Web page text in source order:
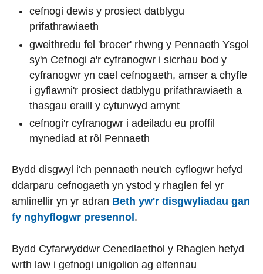
cefnogi dewis y prosiect datblygu
prifathrawiaeth
gweithredu fel 'brocer' rhwng y Pennaeth Ysgol
sy'n Cefnogi a'r cyfranogwr i sicrhau bod y
cyfranogwr yn cael cefnogaeth, amser a chyfle
i gyflawni'r prosiect datblygu prifathrawiaeth a
thasgau eraill y cytunwyd arnynt
cefnogi'r cyfranogwr i adeiladu eu proffil
mynediad at rôl Pennaeth
Bydd disgwyl i'ch pennaeth neu'ch cyflogwr hefyd
ddarparu cefnogaeth yn ystod y rhaglen fel yr
amlinellir yn yr adran Beth yw'r disgwyliadau gan
fy nghyflogwr presennol .
Bydd Cyfarwyddwr Cenedlaethol y Rhaglen hefyd
wrth law i gefnogi unigolion ag elfennau